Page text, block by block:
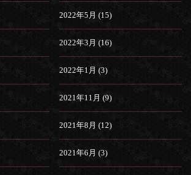
2022年5月 (15)
2022年3月 (16)
2022年1月 (3)
2021年11月 (9)
2021年8月 (12)
2021年6月 (3)